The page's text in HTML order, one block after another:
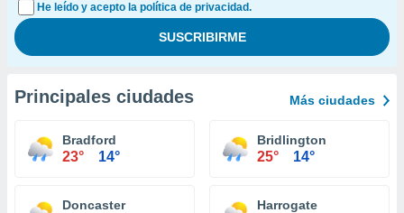
He leído y acepto la política de privacidad.
Principales ciudades Más ciudades
Bradford
23° 14°
Bridlington
25° 14°
Doncaster Harrogate